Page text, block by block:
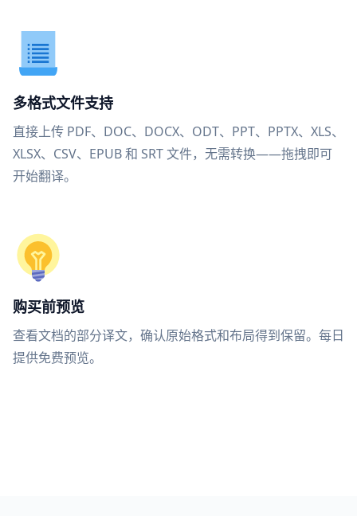
多格式文件支持
直接上传 PDF、DOC、DOCX、ODT、PPT、PPTX、XLS、
XLSX、CSV、EPUB 和 SRT 文件，无需转换——拖拽即可
开始翻译。
购买前预览
查看文档的部分译文，确认原始格式和布局得到保留。每日
提供免费预览。